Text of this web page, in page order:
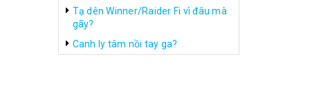
Tạ dên Winner/Raider Fi vì đâu mà
gãy?
Canh ly tâm nồi tay ga?